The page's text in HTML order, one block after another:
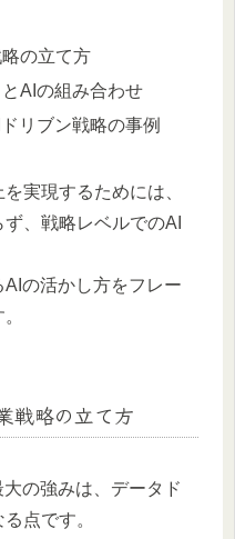
の立て方
AIの組み合わせ
リブン戦略の事例
実現するためには、
、戦略レベルでのAI
の活かし方をフレー
戦略の立て方
の強みは、データド
点です。